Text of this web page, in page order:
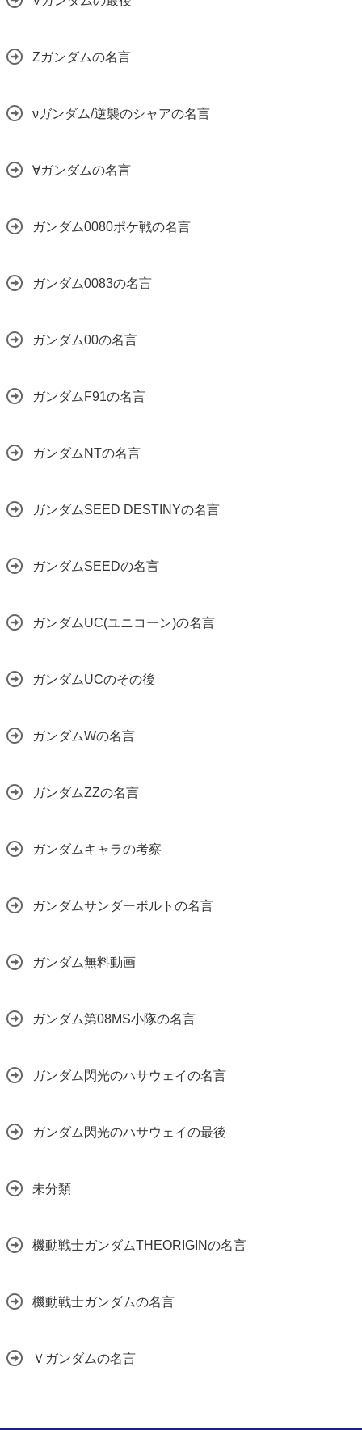
Zガンダムの名言
νガンダム/逆襲のシャアの名言
∀ガンダムの名言
ガンダム0080ポケ戦の名言
ガンダム0083の名言
ガンダム00の名言
ガンダムF91の名言
ガンダムNTの名言
ガンダムSEED DESTINYの名言
ガンダムSEEDの名言
ガンダムUC(ユニコーン)の名言
ガンダムUCのその後
ガンダムWの名言
ガンダムZZの名言
ガンダムキャラの考察
ガンダムサンダーボルトの名言
ガンダム無料動画
ガンダム第08MS小隊の名言
ガンダム閃光のハサウェイの名言
ガンダム閃光のハサウェイの最後
未分類
機動戦士ガンダムTHEORIGINの名言
機動戦士ガンダムの名言
Ｖガンダムの名言